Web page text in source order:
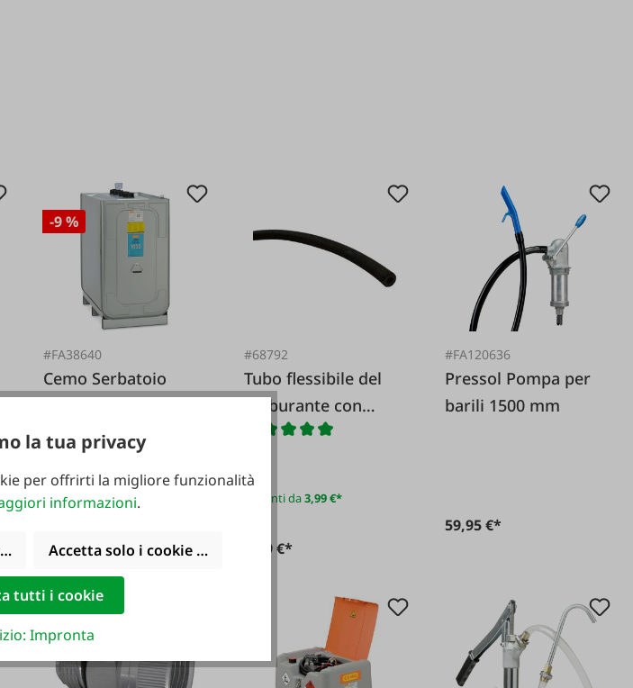
-9 %
#FA38640
Cemo Serbatoio
#68792
Tubo flessibile del
carburante con
treccia tessile
Varianti da3,99 €*
5,09 €*
#FA120636
Pressol Pompa per
barili 1500 mm
59,95 €*
la tua privacy
per offrirti la migliore funzionalità
informazioni.
Accetta solo i cookie funzionali
tutti i cookie
Impronta